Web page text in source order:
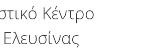
Κέντρο